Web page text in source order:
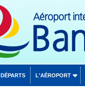
DÉPARTS L'AÉROPORT